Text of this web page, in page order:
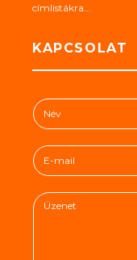
címlistákra...
KAPCSOLAT
N
é
*E
-
a
Ü